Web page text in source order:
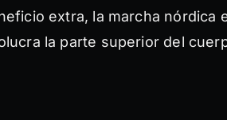
extra, la marcha nórdica
la parte superior del